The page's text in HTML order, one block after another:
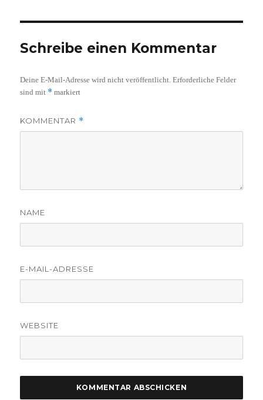
Schreibe einen Kommentar
Deine E-Mail-Adresse wird nicht veröffentlicht. Erforderliche Felder
sind mit * markiert
KOMMENTAR *
NAME
E-MAIL-ADRESSE
WEBSITE